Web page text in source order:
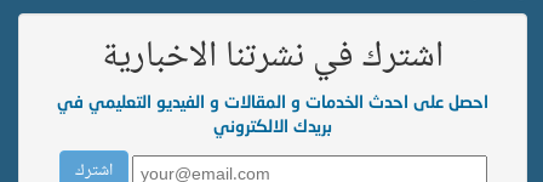
اشترك في نشرتنا الاخبارية
احصل على احدث الخدمات و المقالات و الفيديو التعليمي في
بريدك الالكتروني